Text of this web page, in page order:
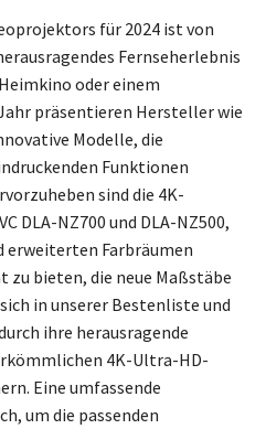
für 2024 ist von
Fernseherlebnis
oder einem
präsentieren Hersteller wie
Modelle, die
Funktionen
sind die 4K-
DLA-NZ700 und DLA-NZ500,
erweiterten Farbräumen
bieten, die neue Maßstäbe
in unserer Bestenliste und
ihre herausragende
4K-Ultra-HD-
Eine umfassende
um die passenden